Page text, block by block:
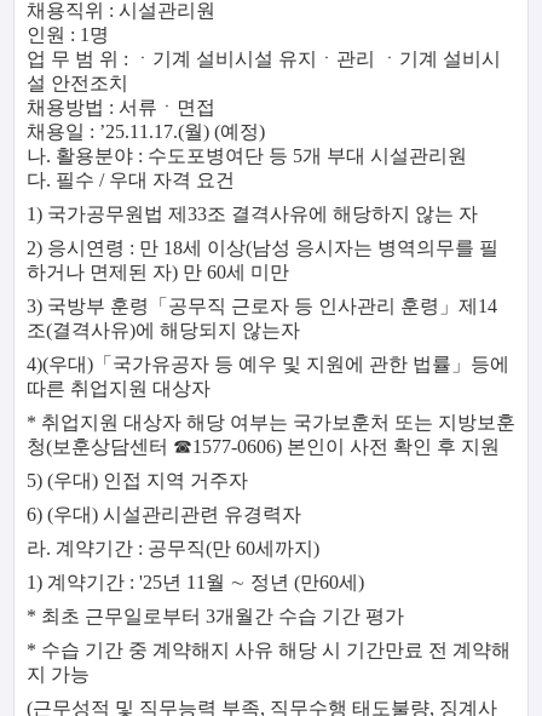
채용직위 : 시설관리원
인원 : 1명
업 무 범 위 : ㆍ기계 설비시설 유지ㆍ관리 ㆍ기계 설비시
설 안전조치
채용방법 : 서류ㆍ면접
채용일 : ’25.11.17.(월) (예정)
나. 활용분야 : 수도포병여단 등 5개 부대 시설관리원
다. 필수 / 우대 자격 요건
1) 국가공무원법 제33조 결격사유에 해당하지 않는 자
2) 응시연령 : 만 18세 이상(남성 응시자는 병역의무를 필
하거나 면제된 자) 만 60세 미만
3) 국방부 훈령「공무직 근로자 등 인사관리 훈령」제14
조(결격사유)에 해당되지 않는자
4)(우대)「국가유공자 등 예우 및 지원에 관한 법률」등에
따른 취업지원 대상자
* 취업지원 대상자 해당 여부는 국가보훈처 또는 지방보훈
청(보훈상담센터 ☎1577-0606) 본인이 사전 확인 후 지원
5) (우대) 인접 지역 거주자
6) (우대) 시설관리관련 유경력자
라. 계약기간 : 공무직(만 60세까지)
1) 계약기간 : '25년 11월 ∼ 정년 (만60세)
* 최초 근무일로부터 3개월간 수습 기간 평가
* 수습 기간 중 계약해지 사유 해당 시 기간만료 전 계약해
지 가능
(근무성적 및 직무능력 부족, 직무수행 태도불량, 징계사